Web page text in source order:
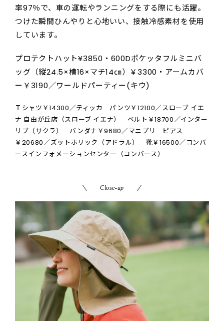
率97％で、車の運転やランニングをする際にも活躍。
つけた瞬間ひんやりと心地いい、接触冷感素材を使用
しています。
プロテクトハット¥3850・600Dポケッタフルミニバ
ッグ（縦24.5×横16×マチ14㎝）￥3300・アームカバ
ー￥3190／ワールドパーティー(キウ)
Ｔシャツ￥14300／ティッカ パンツ￥12100／スローブ イエ
ナ 自由が丘店（スローブ イエナ） ベルト￥18700／インター
リブ（サクラ） バンダナ￥9680／マニプリ ピアス
￥20680／ズットホリック（アドラル） 靴￥16500／コンバ
ースインフォメーションセンター（コンバース）
Close-up